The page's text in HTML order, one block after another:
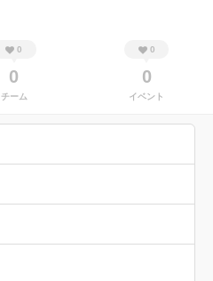
0
0
チーム
0
0
イベント